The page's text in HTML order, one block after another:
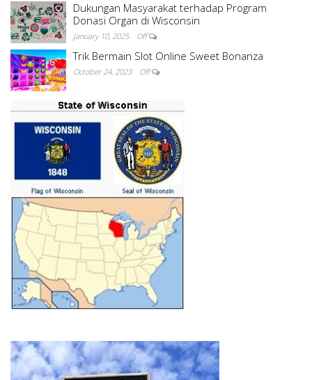
Dukungan Masyarakat terhadap Program
Donasi Organ di Wisconsin
January 10, 2025 Off
Trik Bermain Slot Online Sweet Bonanza
October 24, 2023 Off